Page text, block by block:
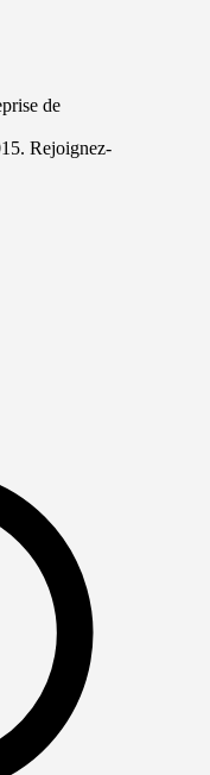
de
Rejoignez-